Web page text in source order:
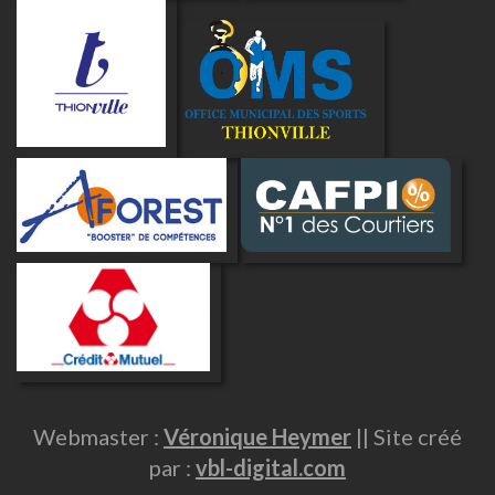
Webmaster : Véronique Heymer || Site créé
par : vbl-digital.com